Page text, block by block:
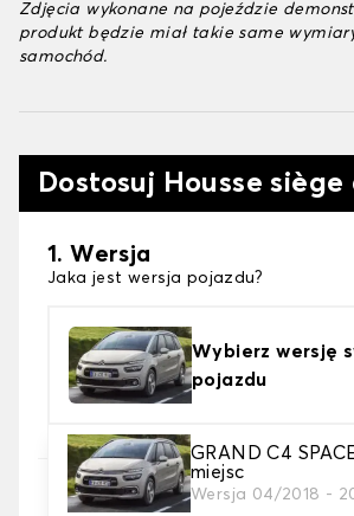
Zdjęcia wykonane na pojeździe
produkt będzie miał takie same
samochód.
Dostosuj Housse
1. Wersja
Jaka jest wersja pojazdu?
Wybierz wersję
pojazdu
GRAND C4
miejsc
Wersja 04/2018 -
2. Wybór gry